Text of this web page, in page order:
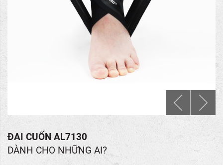
ĐAI CUỐN AL7130
DÀNH CHO NHỮNG AI?